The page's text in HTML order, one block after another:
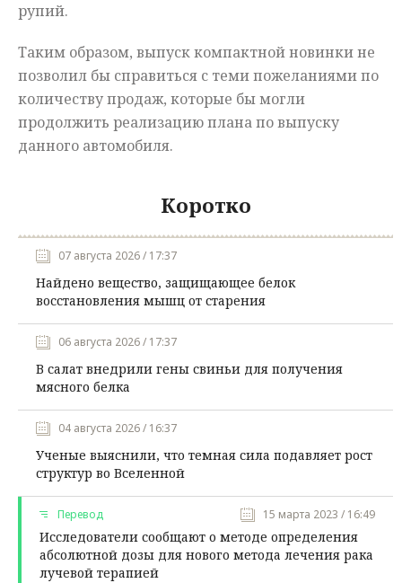
рупий.
Таким образом, выпуск компактной новинки не
позволил бы справиться с теми пожеланиями по
количеству продаж, которые бы могли
продолжить реализацию плана по выпуску
данного автомобиля.
Коротко
07 августа 2026 / 17:37
Найдено вещество, защищающее белок
восстановления мышц от старения
06 августа 2026 / 17:37
В салат внедрили гены свиньи для получения
мясного белка
04 августа 2026 / 16:37
Ученые выяснили, что темная сила подавляет рост
структур во Вселенной
Перевод 15 марта 2023 / 16:49
Исследователи сообщают о методе определения
абсолютной дозы для нового метода лечения рака
лучевой терапией